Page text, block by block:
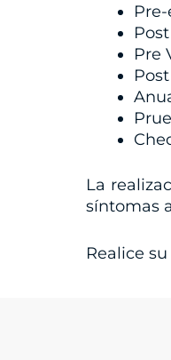
Pre
La
síntomas
Realice